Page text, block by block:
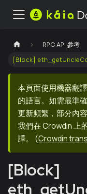
RPC API 參考
[Block]
本頁面使用機器翻
的語言。如需最準
更新頻繁，部分內
我們在 Crowdin 上
譯。
(Crowdin
[Block]